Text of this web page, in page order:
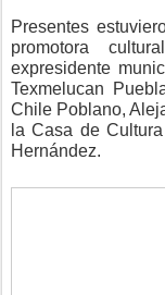
Presentes
promotora
expresidente
Texmelucan
Chile Poblano,
la Casa de
Hernández.